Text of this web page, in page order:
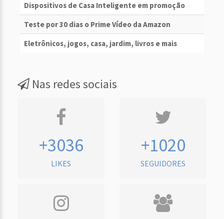
Dispositivos de Casa Inteligente em promoção
Teste por 30 dias o Prime Vídeo da Amazon
Eletrônicos, jogos, casa, jardim, livros e mais
Nas redes sociais
+3036
LIKES
+1020
SEGUIDORES